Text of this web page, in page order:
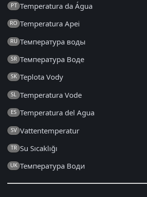
PT Temperatura da Água
RO Temperatura Apei
RU Температура воды
SR Температура Воде
SK Teplota Vody
SL Temperatura Vode
ES Temperatura del Agua
SV Vattentemperatur
TR Su Sıcaklığı
UK Температура Води